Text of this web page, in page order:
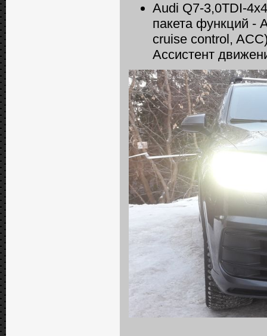
Audi Q7-3,0TDI-
пакета функций -
сruise сontrol,
Ассистент